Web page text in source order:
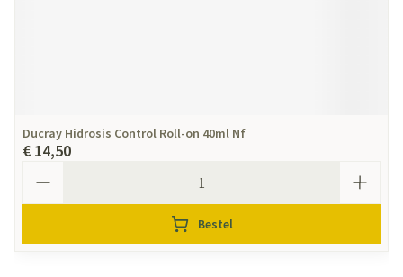
Ducray Hidrosis Control Roll-on 40ml Nf
€ 14,50
Bestel